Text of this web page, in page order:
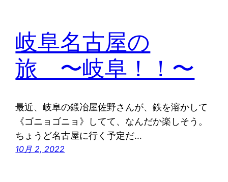
岐阜名古屋の
旅 〜岐阜！！〜
最近、岐阜の鍛冶屋佐野さんが、鉄を溶かして
《ゴニョゴニョ》してて、なんだか楽しそう。
ちょうど名古屋に行く予定だ…
10月 2, 2022